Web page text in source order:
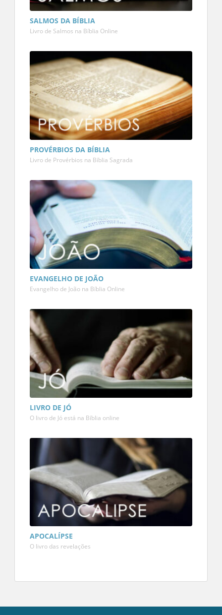
SALMOS DA BÍBLIA
Livro de Salmos na Bíblia Online
PROVÉRBIOS DA BÍBLIA
Livro de Provérbios na Bíblia Sagrada
EVANGELHO DE JOÃO
Evangelho de João na Bíblia Online
LIVRO DE JÓ
O livro de Jó está na Bíblia online
APOCALÍPSE
O livro das revelações